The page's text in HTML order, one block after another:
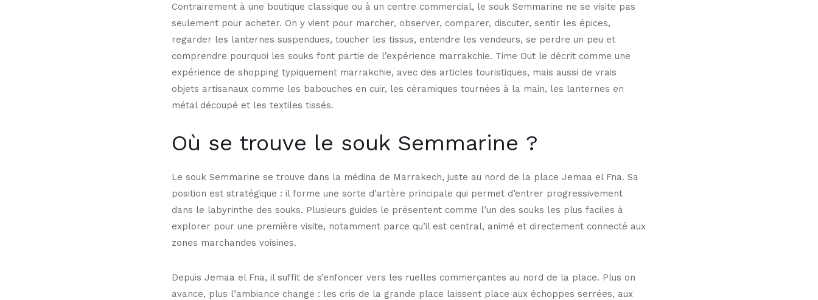
Contrairement à une boutique classique ou à un centre commercial, le souk Semmarine ne se visite pas
seulement pour acheter. On y vient pour marcher, observer, comparer, discuter, sentir les épices,
regarder les lanternes suspendues, toucher les tissus, entendre les vendeurs, se perdre un peu et
comprendre pourquoi les souks font partie de l’expérience marrakchie. Time Out le décrit comme une
expérience de shopping typiquement marrakchie, avec des articles touristiques, mais aussi de vrais
objets artisanaux comme les babouches en cuir, les céramiques tournées à la main, les lanternes en
métal découpé et les textiles tissés.
Où se trouve le souk Semmarine ?
Le souk Semmarine se trouve dans la médina de Marrakech, juste au nord de la place Jemaa el Fna. Sa
position est stratégique : il forme une sorte d’artère principale qui permet d’entrer progressivement
dans le labyrinthe des souks. Plusieurs guides le présentent comme l’un des souks les plus faciles à
explorer pour une première visite, notamment parce qu’il est central, animé et directement connecté aux
zones marchandes voisines.
Depuis Jemaa el Fna, il suffit de s’enfoncer vers les ruelles commerçantes au nord de la place. Plus on
avance, plus l’ambiance change : les cris de la grande place laissent place aux échoppes serrées, aux